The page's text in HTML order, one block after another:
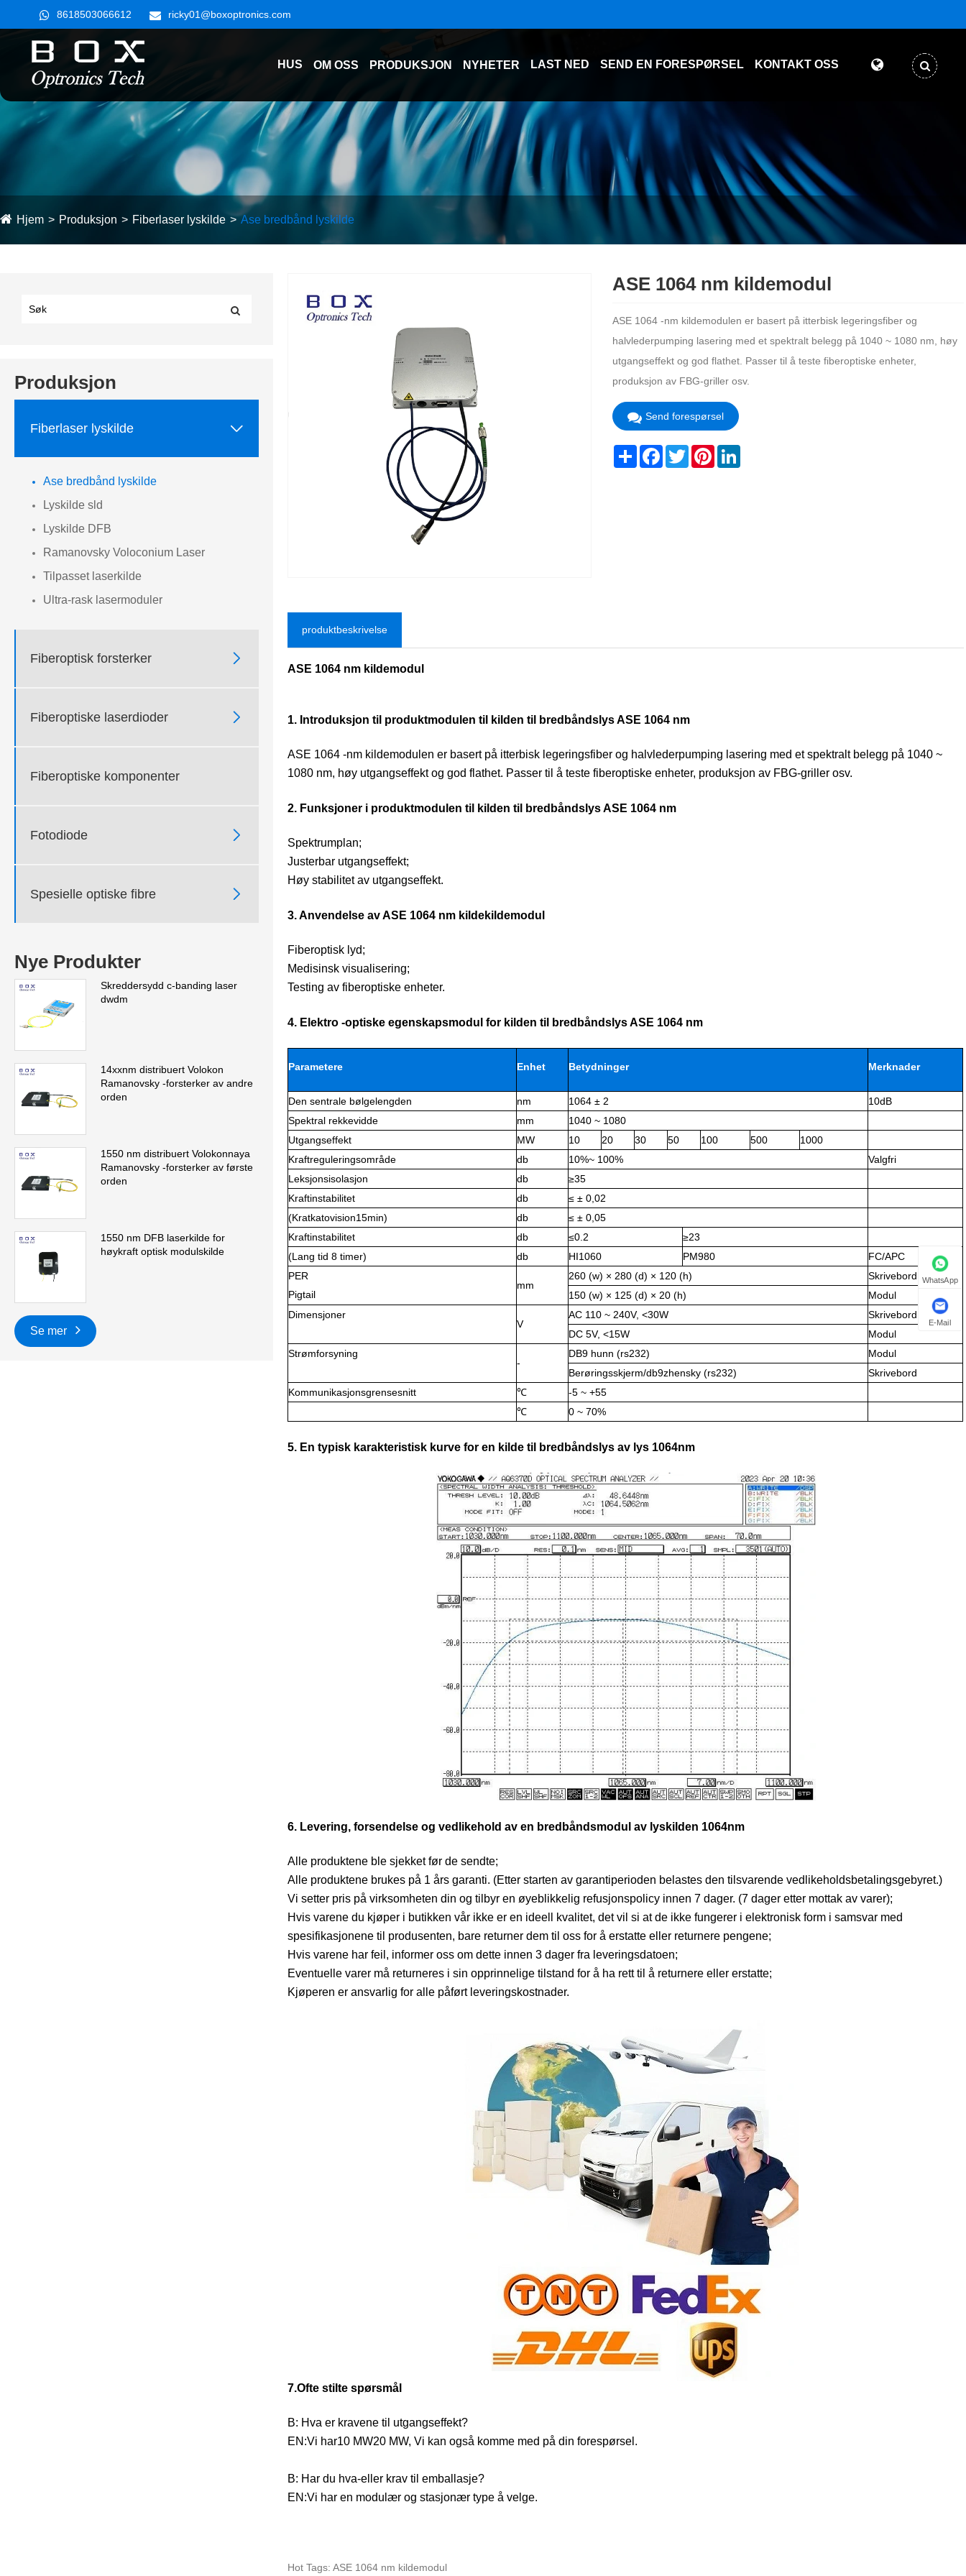
8618503066612 ricky01@boxoptronics.com
HUS OM OSS PRODUKSJON NYHETER LAST NED SEND EN FORESPØRSEL KONTAKT OSS
Hjem Produksjon Fiberlaser lyskilde Ase bredbånd lyskilde
Produksjon
Fiberlaser lyskilde 
Ase bredbånd lyskilde
Lyskilde sld
Lyskilde DFB
Ramanovsky Voloconium Laser
Tilpasset laserkilde
Ultra-rask lasermoduler
Fiberoptisk forsterker 
Fiberoptiske laserdioder 
Fiberoptiske komponenter
Fotodiode 
Spesielle optiske fibre 
Nye Produkter
Skreddersydd c-banding laser
dwdm
14xxnm distribuert Volokon
Ramanovsky -forsterker av andre
orden
1550 nm distribuert Volokonnaya
Ramanovsky -forsterker av første
orden
1550 nm DFB laserkilde for
høykraft optisk modulskilde
Se mer
ASE 1064 nm kildemodul
ASE 1064 -nm kildemodulen er basert på itterbisk legeringsfiber og
halvlederpumping lasering med et spektralt belegg på 1040 ~ 1080 nm, høy
utgangseffekt og god flathet. Passer til å teste fiberoptiske enheter,
produksjon av FBG-griller osv.
Send forespørsel
ShareFacebook
TwitterPinterestLinkedIn
produktbeskrivelse
ASE 1064 nm kildemodul
1. Introduksjon til produktmodulen til kilden til bredbåndslys ASE 1064 nm
ASE 1064 -nm kildemodulen er basert på itterbisk legeringsfiber og halvlederpumping lasering med et spektralt belegg på 1040 ~
1080 nm, høy utgangseffekt og god flathet. Passer til å teste fiberoptiske enheter, produksjon av FBG-griller osv.
2. Funksjoner i produktmodulen til kilden til bredbåndslys ASE 1064 nm
Spektrumplan;
Justerbar utgangseffekt;
Høy stabilitet av utgangseffekt.
3. Anvendelse av ASE 1064 nm kildekildemodul
Fiberoptisk lyd;
Medisinsk visualisering;
Testing av fiberoptiske enheter.
4. Elektro -optiske egenskapsmodul for kilden til bredbåndslys ASE 1064 nm
Parametere Enhet Betydninger Merknader
Den sentrale bølgelengden nm 1064 ± 2
10dB
Spektral rekkevidde
mm
1040 ~ 1080
Utgangseffekt
MW 10 20 30 50 100 500
1000
Kraftreguleringsområde
db 10%~ 100%
Valgfri
Leksjonsisolasjon
db
≥35
Kraftinstabilitet
db
≤ ± 0,02
(Kratkatovision15min)
db
≤ ± 0,05
Kraftinstabilitet
db ≤0.2
≥23
(Lang tid 8 timer)
db HI1060 PM980
FC/APC
PER
Pigtail
mm
260 (w) × 280 (d) × 120 (h)
Skrivebord
150 (w) × 125 (d) × 20 (h)
Modul
Dimensjoner
V
AC 110 ~ 240V, <30W
Skrivebord
DC 5V, <15W
Modul
Strømforsyning
-
DB9 hunn (rs232)
Modul
Berøringsskjerm/db9zhensky (rs232)
Skrivebord
Kommunikasjonsgrensesnitt
℃
-5 ~ +55
℃
0 ~ 70%
5. En typisk karakteristisk kurve for en kilde til bredbåndslys av lys 1064nm
6. Levering, forsendelse og vedlikehold av en bredbåndsmodul av lyskilden 1064nm
Alle produktene ble sjekket før de sendte;
Alle produktene brukes på 1 års garanti. (Etter starten av garantiperioden belastes den tilsvarende vedlikeholdsbetalingsgebyret.)
Vi setter pris på virksomheten din og tilbyr en øyeblikkelig refusjonspolicy innen 7 dager. (7 dager etter mottak av varer);
Hvis varene du kjøper i butikken vår ikke er en ideell kvalitet, det vil si at de ikke fungerer i elektronisk form i samsvar med
spesifikasjonene til produsenten, bare returner dem til oss for å erstatte eller returnere pengene;
Hvis varene har feil, informer oss om dette innen 3 dager fra leveringsdatoen;
Eventuelle varer må returneres i sin opprinnelige tilstand for å ha rett til å returnere eller erstatte;
Kjøperen er ansvarlig for alle påført leveringskostnader.
7.Ofte stilte spørsmål
В: Hva er kravene til utgangseffekt?
EN:Vi har10 MW20 MW, Vi kan også komme med på din forespørsel .
В: Har du hva-eller krav til emballasje?
EN:Vi har en modulær og stasjonær type å velge.
Hot Tags: ASE 1064 nm kildemodul
WhatsApp
E-Mail